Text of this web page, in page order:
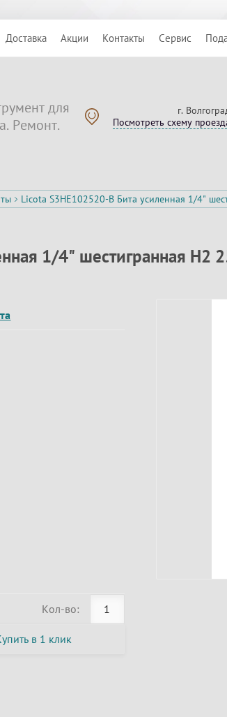
Доставка Акции Контакты Сервис
для
Ремонт.
г.
Посмотреть схему
Licota S3HE102520-B Бита усиленная 1/4"
1/4" шестигранная H2
Кол-во:
в 1 клик